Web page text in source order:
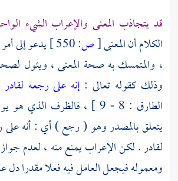
قد يتجاذب المعنى والإعراب الشيء
الكلام أن المعنى[ص:
يدعو إلى
، والمتمسك به صحة المعنى ، ويئول
وذلك كقوله تعالى :إنه على رجعه لقادر
الطارق : 8 - 9 ] ، فالظرف الذي
يتعلق بالمصدر وهو ( رجع ) أي : أنه على
لقادر . لكن الإعراب يمنع منه ، لعدم
ومعموله فيجعل العامل فيه فعلا مقدرا دل